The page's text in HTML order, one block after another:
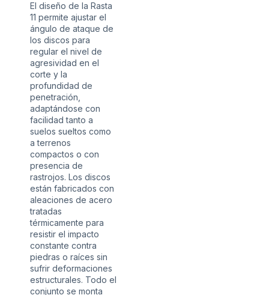
El diseño de la Rasta
11 permite ajustar el
ángulo de ataque de
los discos para
regular el nivel de
agresividad en el
corte y la
profundidad de
penetración,
adaptándose con
facilidad tanto a
suelos sueltos como
a terrenos
compactos o con
presencia de
rastrojos. Los discos
están fabricados con
aleaciones de acero
tratadas
térmicamente para
resistir el impacto
constante contra
piedras o raíces sin
sufrir deformaciones
estructurales. Todo el
conjunto se monta